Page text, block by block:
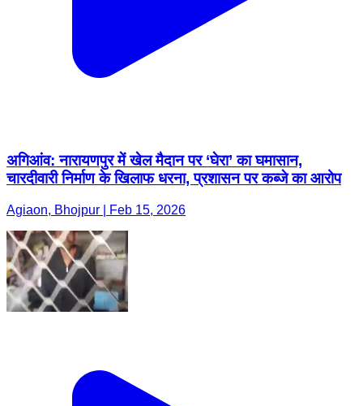
अगिआंव: नारायणपुर में खेल मैदान पर ‘घेरा’ का घमासान,
चारदीवारी निर्माण के खिलाफ धरना, प्रशासन पर कब्जे का आरोप
Agiaon, Bhojpur | Feb 15, 2026